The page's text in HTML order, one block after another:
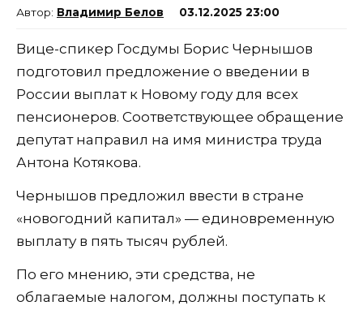
Владимир Белов 03.12.2025 23:00
Вице-спикер Госдумы Борис Чернышов
подготовил предложение о введении в
России выплат к Новому году для всех
пенсионеров. Соответствующее обращение
депутат направил на имя министра труда
Антона Котякова.
Чернышов предложил ввести в стране
«новогодний капитал» — единовременную
выплату в пять тысяч рублей.
По его мнению, эти средства, не
облагаемые налогом, должны поступать к